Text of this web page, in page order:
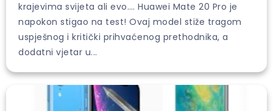
krajevima svijeta ali evo…. Huawei Mate 20 Pro je
napokon stigao na test! Ovaj model stiže tragom
uspješnog i kritički prihvaćenog prethodnika, a
dodatni vjetar u...